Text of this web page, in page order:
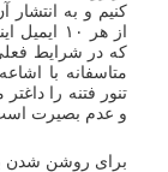
کنیم و به
که در شرایط
متاسفانه با
تنور فتنه را
و عدم بصیرت
برای روشن شدن